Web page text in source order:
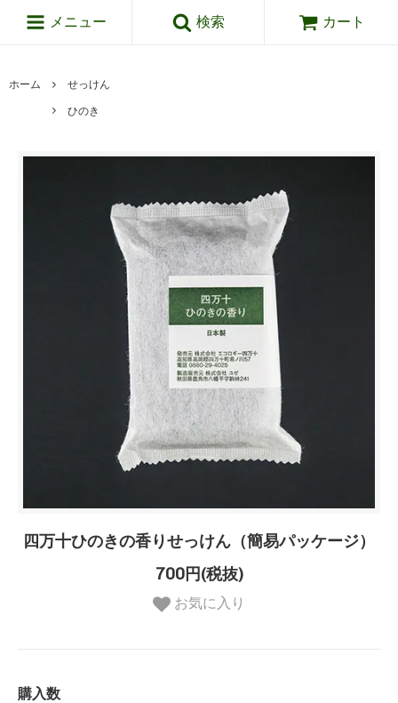
メニュー 検索 カート
ホーム
せっけん
ひのき
四万十ひのきの香りせっけん（簡易パッケージ）
700円(税抜)
お気に入り
購入数